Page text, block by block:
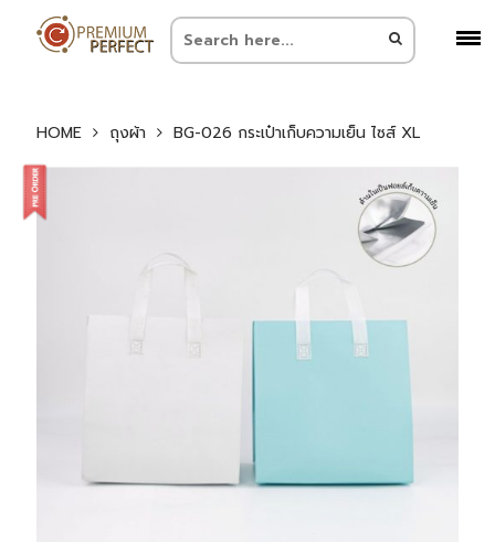
HOME ถุงผ้า BG-026 กระเป๋าเก็บความเย็น ไซส์ XL